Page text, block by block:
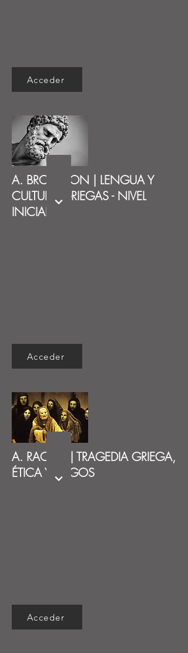
Acceder
A. BROUSSON | LENGUA Y
CULTURA GRIEGAS - NIVEL
INICIAL
Acceder
A. RACKET | TRAGEDIA GRIEGA,
ÉTICA Y LÓGOS
Acceder